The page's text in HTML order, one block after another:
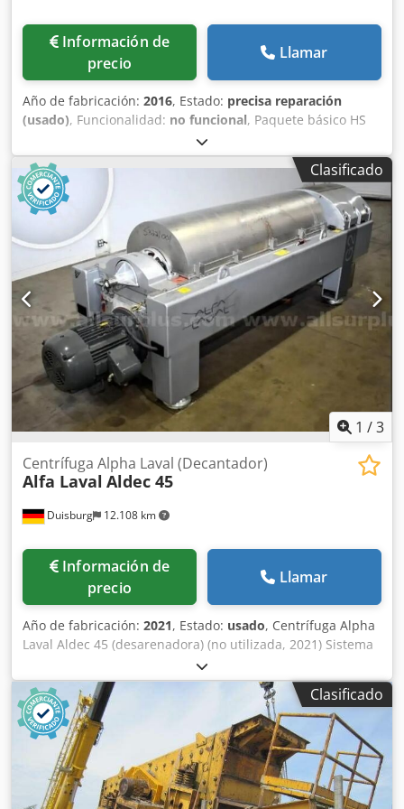
Información de
precio
Llamar
Año de fabricación: 2016, Estado: precisa reparación
(usado), Funcionalidad: no funcional, Paquete básico HS
800 Plataforma de criba de onda espiral AA209-150
Csdovm Uqrjpfx Afhoha Pintura especial: verde
Clasificado
1 /3
Duisburg 12.108 km
Centrífuga Alpha Laval (Decantador)
Alfa Laval Aldec 45
Información de
precio
Llamar
Año de fabricación: 2021, Estado: usado, Centrífuga Alpha
Laval Aldec 45 (desarenadora) (no utilizada, 2021) Sistema
de centrífuga industrial de alto rendimiento, diseñado
para la deshidratación continua de lodos en plantas de
tratamiento de aguas residuales petroquímicas. Diseñada
para manejar tanto lodos con contenido de aceite como
lodos biológicos, y ofrece una separación de fases robusta,
con un contenido máximo de sólidos en el tortón de >15 %.
Densidad máxima del tortón húmedo compacto: 1,3
kg/dm3; velocidad máxima: 4200 rpm. Diámetro del
Clasificado